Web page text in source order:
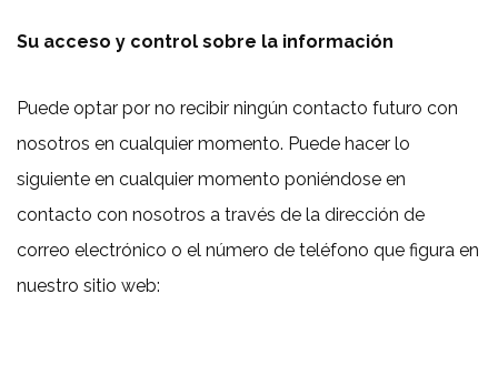
Su acceso y control sobre la información
Puede optar por no recibir ningún contacto futuro con
nosotros en cualquier momento. Puede hacer lo
siguiente en cualquier momento poniéndose en
contacto con nosotros a través de la dirección de
correo electrónico o el número de teléfono que figura en
nuestro sitio web: